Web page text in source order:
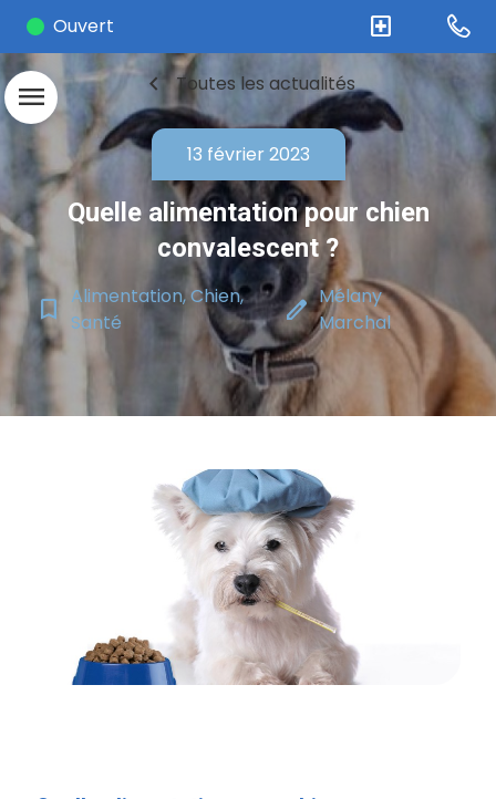
Ouvert local_hospital
menu chevron_left Toutes les actualités
13 février 2023
Quelle alimentation pour chien
convalescent ?
bookmark_border
Alimentation, Chien,
Santé
edit Mélany
Marchal